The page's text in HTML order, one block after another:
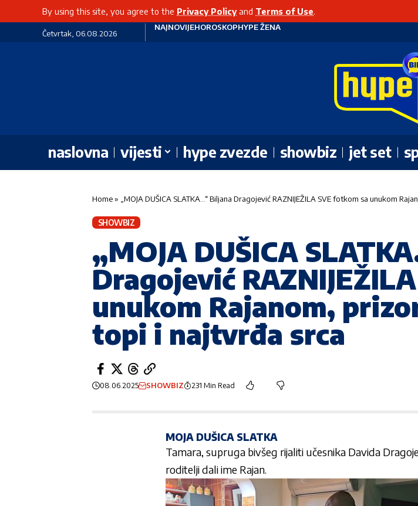
By using this site, you agree to the Privacy Policyand Terms of Use.
Četvrtak, 06.08.2026
NAJNOVIJEHOROSKOPHYPE ŽENA
naslovna vijesti hype zvezde showbiz jet set
Home» „MOJA DUŠICA SLATKA…“ Biljana Dragojević RAZNIJEŽILA SVE fotkom sa unukom
SHOWBIZ
„MOJA DUŠICA
Dragojević
unukom Rajanom,
topi i najtvrđa srca
08.06.2025 SHOWBIZ 231 Min Read
MOJA DUŠICA SLATKA
Tamara, supruga bivšeg rijaliti učesnika Davida
roditelji dali ime Rajan.